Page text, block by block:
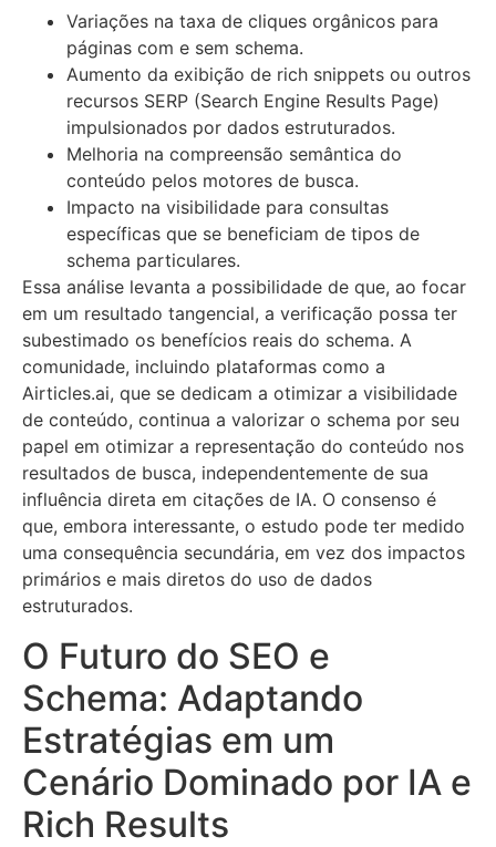
Variações na taxa de cliques orgânicos para
páginas com e sem schema.
Aumento da exibição de rich snippets ou outros
recursos SERP (Search Engine Results Page)
impulsionados por dados estruturados.
Melhoria na compreensão semântica do
conteúdo pelos motores de busca.
Impacto na visibilidade para consultas
específicas que se beneficiam de tipos de
schema particulares.
Essa análise levanta a possibilidade de que, ao focar
em um resultado tangencial, a verificação possa ter
subestimado os benefícios reais do schema. A
comunidade, incluindo plataformas como a
Airticles.ai, que se dedicam a otimizar a visibilidade
de conteúdo, continua a valorizar o schema por seu
papel em otimizar a representação do conteúdo nos
resultados de busca, independentemente de sua
influência direta em citações de IA. O consenso é
que, embora interessante, o estudo pode ter medido
uma consequência secundária, em vez dos impactos
primários e mais diretos do uso de dados
estruturados.
O Futuro do SEO e
Schema: Adaptando
Estratégias em um
Cenário Dominado por IA e
Rich Results